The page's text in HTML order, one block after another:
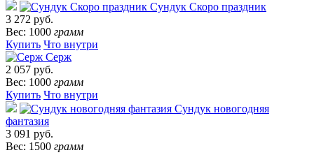
Сундук Скоро праздник
3 272 руб.
Вес: 1000 грамм
Купить Что внутри
Серж
2 057 руб.
Вес: 1000 грамм
Купить Что внутри
Сундук новогодняя
фантазия
3 091 руб.
Вес: 1500 грамм